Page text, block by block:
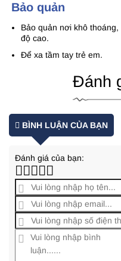
Bảo quản
Bảo quản nơi khô
độ cao.
Để xa tầm tay trẻ em.
Đánh
BÌNH LUẬN CỦA BẠN
Đánh giá của bạn: